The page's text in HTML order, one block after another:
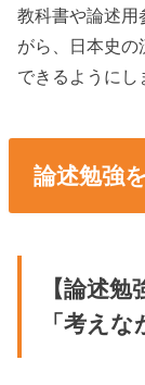
教科書や論述用
がら、日本史
できるようにし
論述勉強
【論述
「考え